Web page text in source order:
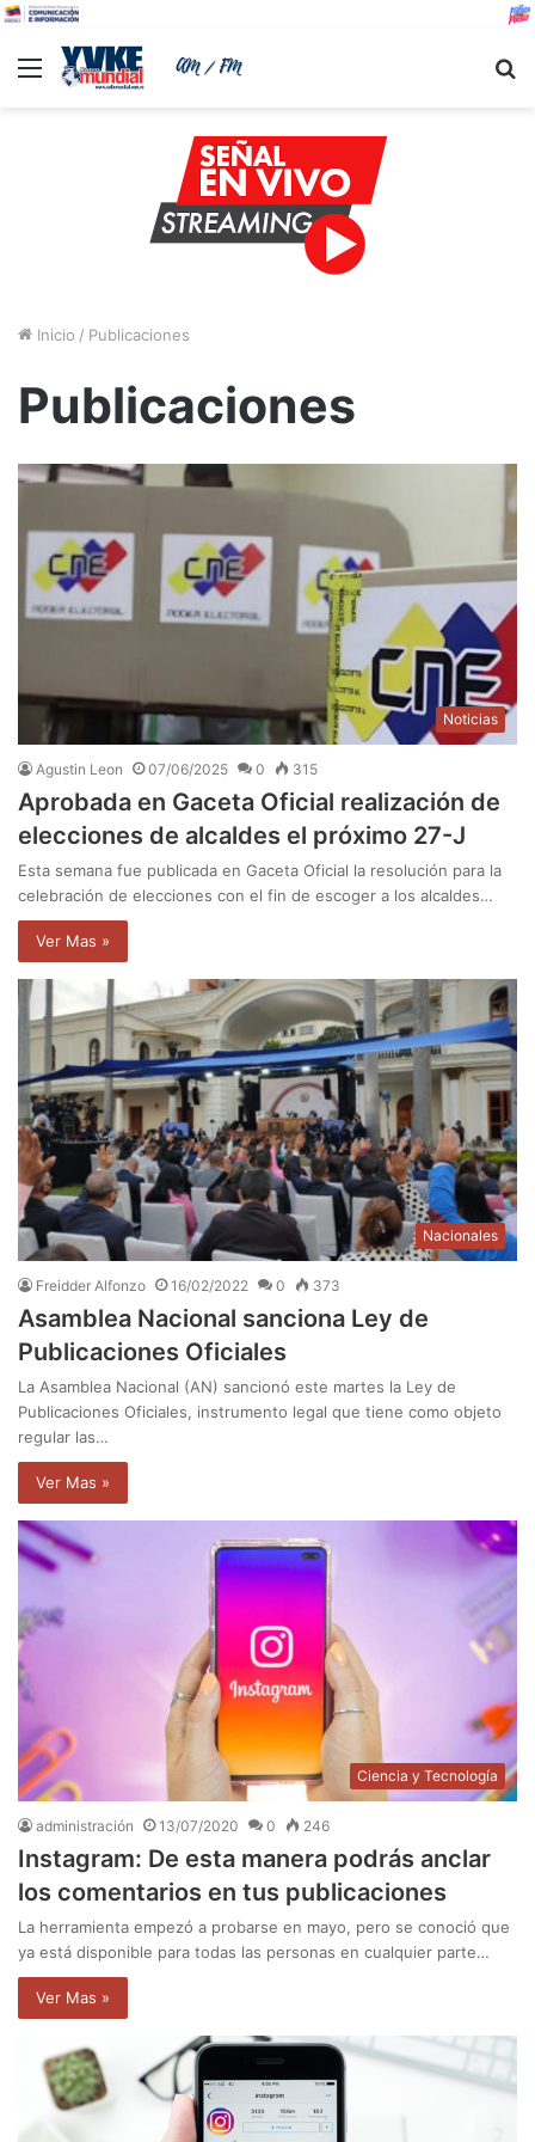
Menu
Inicio / Publicaciones
Publicaciones
Noticias
Agustin Leon 07/06/2025 0 315
Aprobada en Gaceta Oficial realización de
elecciones de alcaldes el próximo 27-J
Esta semana fue publicada en Gaceta Oficial la resolución para la
celebración de elecciones con el fin de escoger a los alcaldes…
Ver Mas »
Nacionales
Freidder Alfonzo 16/02/2022 0 373
Asamblea Nacional sanciona Ley de
Publicaciones Oficiales
La Asamblea Nacional (AN) sancionó este martes la Ley de
Publicaciones Oficiales, instrumento legal que tiene como objeto
regular las…
Ver Mas »
Ciencia y Tecnología
administración 13/07/2020 0 246
Instagram: De esta manera podrás anclar
los comentarios en tus publicaciones
La herramienta empezó a probarse en mayo, pero se conoció que
ya está disponible para todas las personas en cualquier parte…
Ver Mas »